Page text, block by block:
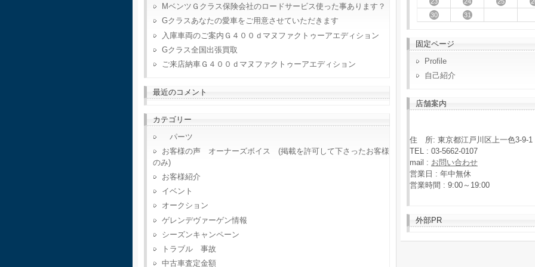
MベンツＧクラス保険会社のロードサービス使った事あります？
Gクラスあなたの愛車をご用意させていただきます
入庫車両のご案内Ｇ４００ｄマヌファクトゥーアエディション
Gクラス全国出張買取
ご来店納車Ｇ４００ｄマヌファクトゥーアエディション
最近のコメント
カテゴリー
パーツ
お客様の声 オーナーズボイス (掲載を許可して下さったお客様
のみ)
お客様紹介
イベント
オークション
ゲレンデヴァーゲン情報
シーズンキャンペーン
トラブル 事故
中古車査定金額
30
31
固定ページ
Profile
自己紹介
店舗案内
住 所: 東京都江戸川区上一色3-9-1
TEL : 03-5662-0107
mail : お問い合わせ
営業日 : 年中無休
営業時間 : 9:00～19:00
外部PR